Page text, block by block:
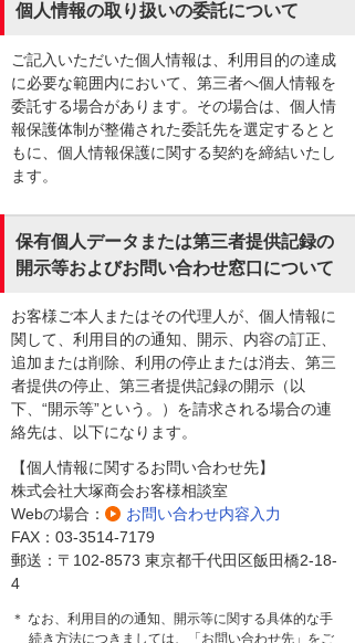
個人情報の取り扱いの委託について
ご記入いただいた個人情報は、利用目的の達成
に必要な範囲内において、第三者へ個人情報を
委託する場合があります。その場合は、個人情
報保護体制が整備された委託先を選定するとと
もに、個人情報保護に関する契約を締結いたし
ます。
保有個人データまたは第三者提供記録の
開示等およびお問い合わせ窓口について
お客様ご本人またはその代理人が、個人情報に
関して、利用目的の通知、開示、内容の訂正、
追加または削除、利用の停止または消去、第三
者提供の停止、第三者提供記録の開示（以
下、“開示等”という。）を請求される場合の連
絡先は、以下になります。
【個人情報に関するお問い合わせ先】
株式会社大塚商会お客様相談室
Webの場合：
お問い合わせ内容入力
FAX：03-3514-7179
郵送：〒102-8573 東京都千代田区飯田橋2-18-
4
＊ なお、利用目的の通知、開示等に関する具体的な手
続き方法につきましては、「お問い合わせ先」をご